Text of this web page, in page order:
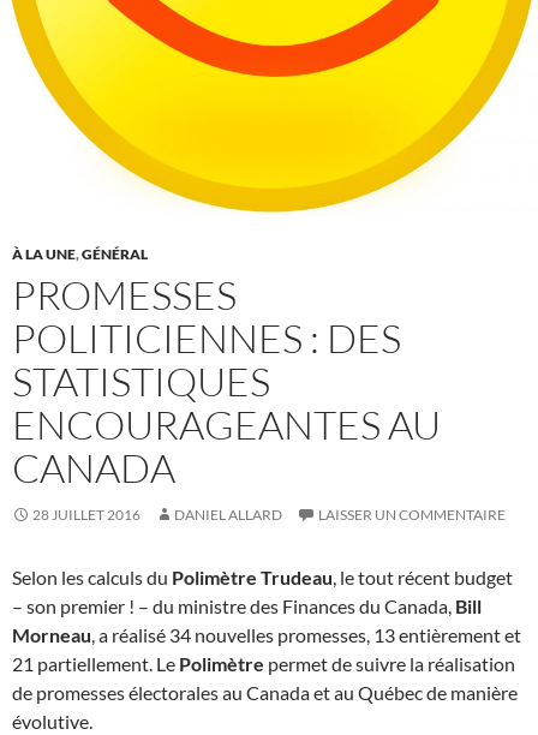
À LA UNE,GÉNÉRAL
PROMESSES
POLITICIENNES : DES
STATISTIQUES
ENCOURAGEANTES AU
CANADA
28 JUILLET 2016 DANIEL ALLARD LAISSER UN COMMENTAIRE
Selon les calculs du Polimètre Trudeau, le tout récent budget
– son premier ! – du ministre des Finances du Canada, Bill
Morneau, a réalisé 34 nouvelles promesses, 13 entièrement et
21 partiellement. Le Polimètre permet de suivre la réalisation
de promesses électorales au Canada et au Québec de manière
évolutive.